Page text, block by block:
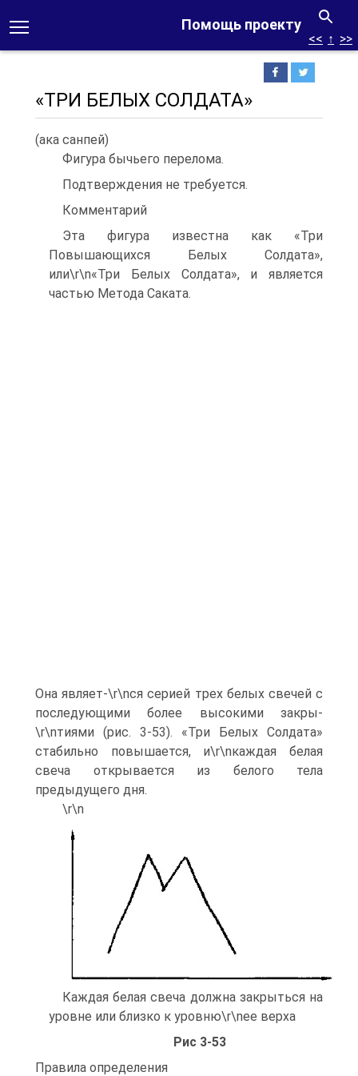
Помощь проекту
<< ↑ >>
«ТРИ БЕЛЫХ СОЛДАТА»
(ака санпей)
Фигура бычьего перелома.
Подтверждения не требуется.
Комментарий
Эта фигура известна как «Три
Повышающихся Белых Солдата»,
или\r\n«Три Белых Солдата», и является
частью Метода Саката.
Она являет-\r\nся серией трех белых свечей с
последующими более высокими закры-
\r\nтиями (рис. 3-53). «Три Белых Солдата»
стабильно повышается, и\r\nкаждая белая
свеча открывается из белого тела
предыдущего дня.
\r\n
Каждая белая свеча должна закрыться на
уровне или близко к уровню\r\nее верха
Рис 3-53
Правила определения